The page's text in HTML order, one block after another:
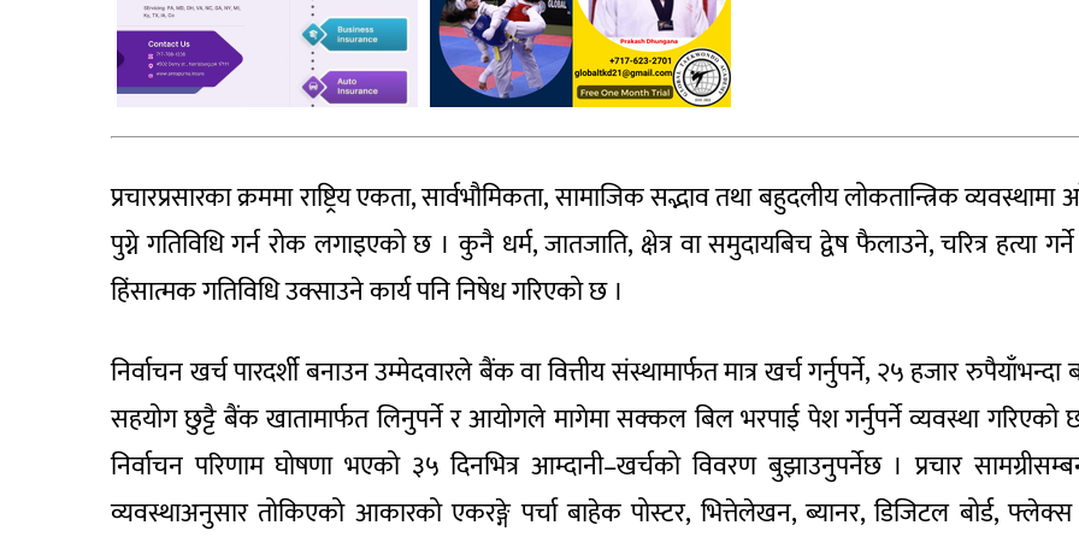
प्रचारप्रसारका क्रममा राष्ट्रिय एकता, सार्वभौमिकता, सामाजिक सद्भाव तथा बहुदलीय लोकतान्त्रिक
पुग्ने गतिविधि गर्न रोक लगाइएको छ । कुनै धर्म, जातजाति, क्षेत्र वा समुदायबिच द्वेष फैलाउने, चरित्र हत्या
हिंसात्मक गतिविधि उक्साउने कार्य पनि निषेध गरिएको छ ।
निर्वाचन खर्च पारदर्शी बनाउन उम्मेदवारले बैंक वा वित्तीय संस्थामार्फत मात्र खर्च गर्नुपर्ने, २५ हजार रुपैयाँभन्दा
सहयोग छुट्टै बैंक खातामार्फत लिनुपर्ने र आयोगले मागेमा सक्कल बिल भरपाई पेश गर्नुपर्ने व्यवस्था गरिएको
निर्वाचन परिणाम घोषणा भएको ३५ दिनभित्र आम्दानी–खर्चको विवरण बुझाउनुपर्नेछ । प्रचार
व्यवस्थाअनुसार तोकिएको आकारको एकरङ्गे पर्चा बाहेक पोस्टर, भित्तेलेखन, ब्यानर, डिजिटल बोर्ड,